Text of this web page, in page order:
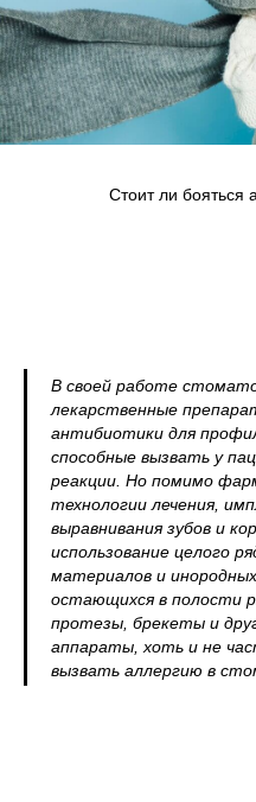
Стоит ли бояться
В своей работе
лекарственные
антибиотики для
способные вызвать у
реакции. Но помимо
технологии лечения,
выравнивания зубов и
использование целого
материалов и
остающихся в полости
протезы, брекеты и
аппараты, хоть и не
вызвать аллергию в